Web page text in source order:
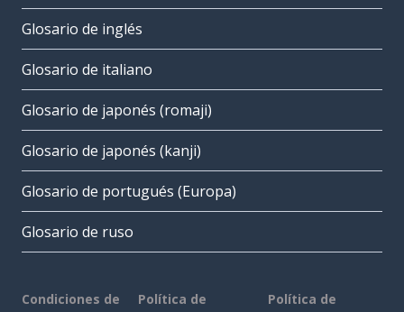
Glosario de inglés
Glosario de italiano
Glosario de japonés (romaji)
Glosario de japonés (kanji)
Glosario de portugués (Europa)
Glosario de ruso
Condiciones de
Política de
Política de